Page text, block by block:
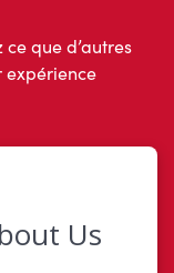
que d’autres
expérience